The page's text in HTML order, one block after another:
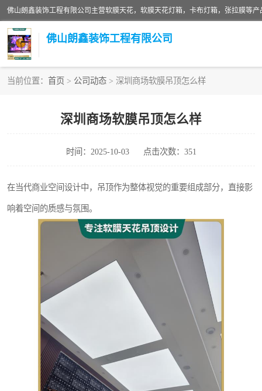
佛山朗鑫装饰工程有限公司
当前位置： 首页 > 公司动态 > 深圳商场软膜吊顶怎么样
深圳商场软膜吊顶怎么样
时间：2025-10-03 点击次数：351
在当代商业空间设计中，吊顶作为整体视觉的重要组成部分，直接影
响着空间的质感与氛围。